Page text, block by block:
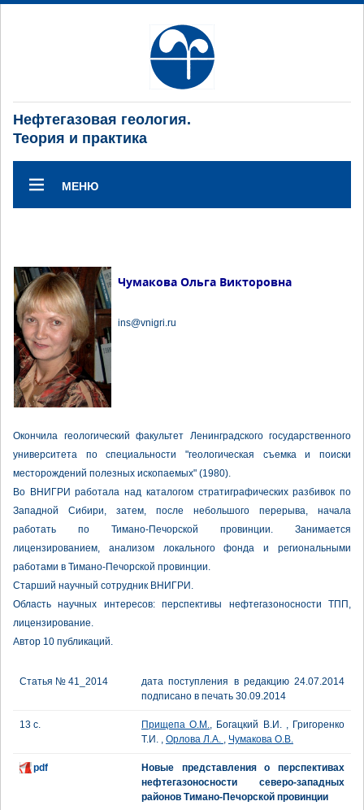
Нефтегазовая геология.
Теория и практика
МЕНЮ
Чумакова Ольга Викторовна
ins@vnigri.ru
Окончила геологический факультет Ленинградского государственного
университета по специальности "геологическая съемка и поиски
месторождений полезных ископаемых" (1980).
Во ВНИГРИ работала над каталогом стратиграфических разбивок по
Западной Сибири, затем, после небольшого перерыва, начала
работать по Тимано-Печорской провинции. Занимается
лицензированием, анализом локального фонда и региональными
работами в Тимано-Печорской провинции.
Старший научный сотрудник ВНИГРИ.
Область научных интересов: перспективы нефтегазоносности ТПП,
лицензирование.
Автор 10 публикаций.
Статья № 41_2014
дата поступления в редакцию 24.07.2014
подписано в печать 30.09.2014
13 с. Прищепа О.М., Богацкий В.И. , Григоренко
Т.И. , Орлова Л.А. , Чумакова О.В.
pdf
Новые представления о перспективах
нефтегазоносности северо-западных
районов Тимано-Печорской провинции